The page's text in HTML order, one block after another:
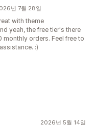
년 7월 28일
with theme
yeah, the free tier's there
orders. Feel free to
:)
2026년 5월 14일